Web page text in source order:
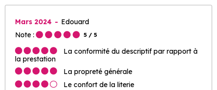
Mars 2024
Edouard
Note :
5 / 5
La conformité du descriptif par rapport à
la prestation
La propreté générale
Le confort de la literie